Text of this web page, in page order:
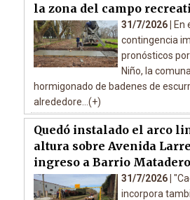
la zona del campo
31/7/2026 |
En
contingencia
pronósticos
Niño, la
hormigonado de badenes de
alrededore...(+)
Quedó instalado el arco
altura sobre Avenida
ingreso a Barrio Matadero
31/7/2026 |
incorpora